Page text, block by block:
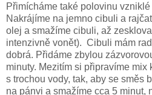
Přimícháme také polovinu
Nakrájíme na jemno cibuli a
olej a smažíme cibuli, až
intenzivně vonět). Cibuli mám
dobrá. Přidáme zbylou
minuty. Mezitím si připravíme mix
s trochou vody, tak, aby se směs
na pánvi a smažíme cca 5 minut,